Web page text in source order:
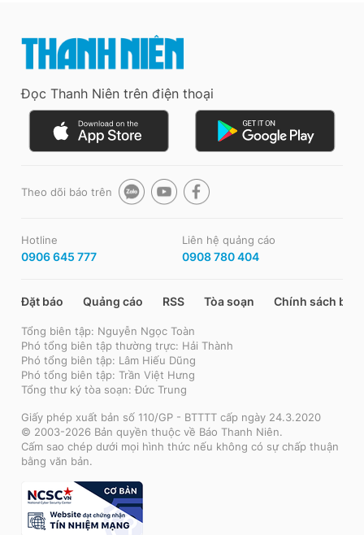
Đọc Thanh Niên trên điện thoại
Theo dõi báo trên
Hotline
0906 645 777
Liên hệ quảng cáo
0908 780 404
Đặt báo Quảng cáo RSS Tòa soạn Chính sách bảo
Tổng biên tập: Nguyễn Ngọc Toàn
Phó tổng biên tập thường trực: Hải Thành
Phó tổng biên tập: Lâm Hiếu Dũng
Phó tổng biên tập: Trần Việt Hưng
Tổng thư ký tòa soạn: Đức Trung
Giấy phép xuất bản số 110/GP - BTTTT cấp ngày 24.3.2020
© 2003-2026 Bản quyền thuộc về Báo Thanh Niên.
Cấm sao chép dưới mọi hình thức nếu không có sự chấp thuận
bằng văn bản.